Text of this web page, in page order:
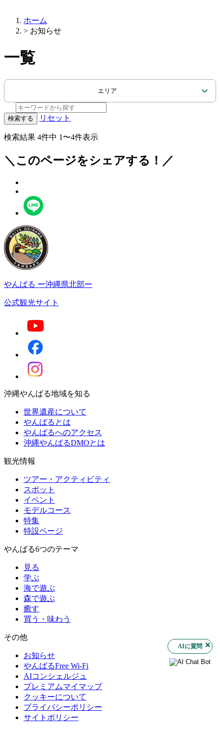
ホーム
> お知らせ
一覧
エリア
検索する リセット
検索結果 4件中 1〜4件表示
＼このページをシェアする！／
やんばる ー沖縄県北部ー
公式観光サイト
沖縄やんばる地域を知る
世界遺産について
やんばるとは
やんばるへのアクセス
沖縄やんばるDMOとは
観光情報
ツアー・アクティビティ
スポット
イベント
モデルコース
特集
特設ページ
やんばる6つのテーマ
見る
学ぶ
海で遊ぶ
森で遊ぶ
癒す
買う・味わう
その他
お知らせ
やんばるFree Wi-Fi
AIコンシェルジュ
プレミアムマイマップ
クッキーについて
プライバシーポリシー
サイトポリシー
AIに質問